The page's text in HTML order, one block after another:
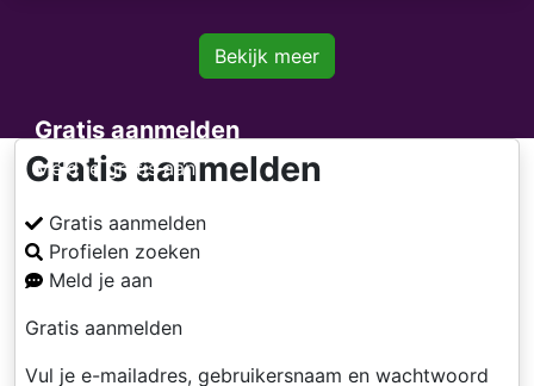
Bekijk meer
Gratis aanmelden
Meld je gratis aan
Gratis aanmelden
Gratis aanmelden
Profielen zoeken
Meld je aan
Gratis aanmelden
Vul je e-mailadres, gebruikersnaam en wachtwoord